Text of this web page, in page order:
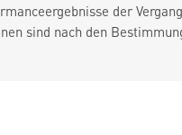
der
sind nach den